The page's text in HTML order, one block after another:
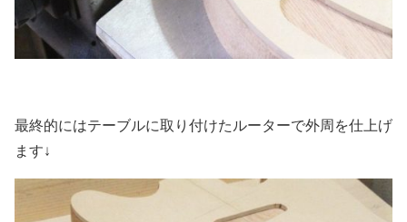
最終的にはテーブルに取り付けたルーターで外周を仕上げ
ます↓